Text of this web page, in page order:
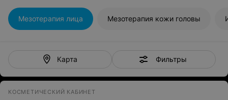
Мезотерапия лица Мезотерапия кожи головы
Карта Фильтры
КОСМЕТИЧЕСКИЙ КАБИНЕТ